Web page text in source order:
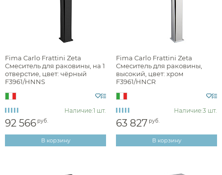
Раздел каталога
смесители для раковины высокие
Fima Carlo Frattini Zeta
Смеситель для раковины, на 1
отверстие, цвет: чёрный
F3961/HNNS
Наличие:1 шт.
92 566 руб.
В корзину
Fima Carlo Frattini Zeta
Смеситель для раковины,
высокий, цвет: хром
F3961/HNCR
Наличие:3 шт.
63 827 руб.
В корзину